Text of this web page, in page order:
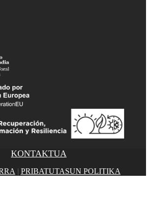
KONTAKTUA
| PRIBATUTASUN POLITIKA